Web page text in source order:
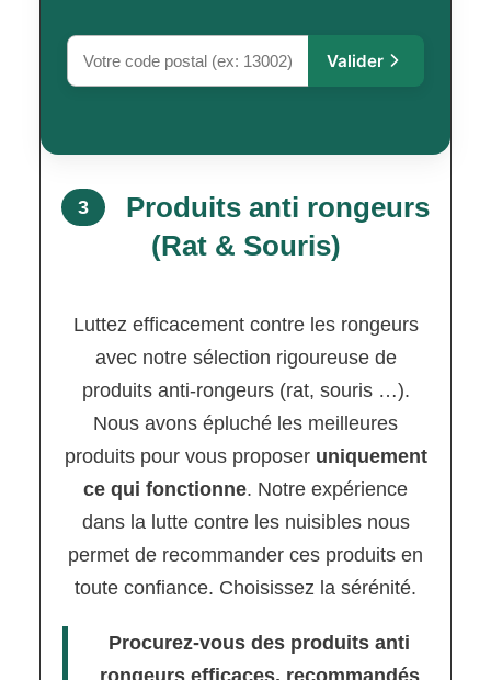
Valider
3
Produits anti rongeurs
(Rat & Souris)
Luttez efficacement contre les rongeurs
avec notre sélection rigoureuse de
produits anti-rongeurs (rat, souris …).
Nous avons épluché les meilleures
produits pour vous proposer uniquement
ce qui fonctionne. Notre expérience
dans la lutte contre les nuisibles nous
permet de recommander ces produits en
toute confiance. Choisissez la sérénité.
Procurez-vous des produits anti
rongeurs efficaces, recommandés